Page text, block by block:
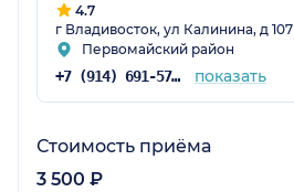
4.7
г Владивосток, ул Калинина, д 107
Первомайский район
+7 (914) 691-57-03 показать
Стоимость приёма
3 500 ₽